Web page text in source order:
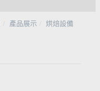
產品展示 烘焙設備